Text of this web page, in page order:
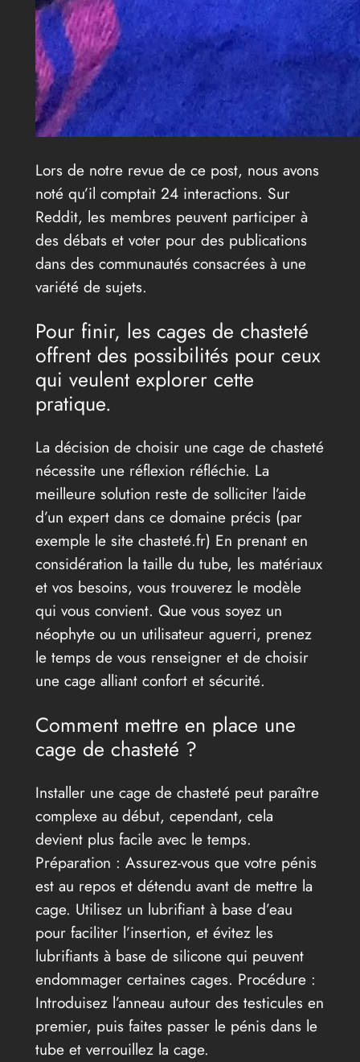
Lors de notre revue de ce post, nous avons
noté qu’il comptait 24 interactions. Sur
Reddit, les membres peuvent participer à
des débats et voter pour des publications
dans des communautés consacrées à une
variété de sujets.
Pour finir, les cages de chasteté
offrent des possibilités pour ceux
qui veulent explorer cette
pratique.
La décision de choisir une cage de chasteté
nécessite une réflexion réfléchie. La
meilleure solution reste de solliciter l’aide
d’un expert dans ce domaine précis (par
exemple le site chasteté.fr) En prenant en
considération la taille du tube, les matériaux
et vos besoins, vous trouverez le modèle
qui vous convient. Que vous soyez un
néophyte ou un utilisateur aguerri, prenez
le temps de vous renseigner et de choisir
une cage alliant confort et sécurité.
Comment mettre en place une
cage de chasteté ?
Installer une cage de chasteté peut paraître
complexe au début, cependant, cela
devient plus facile avec le temps.
Préparation : Assurez-vous que votre pénis
est au repos et détendu avant de mettre la
cage. Utilisez un lubrifiant à base d’eau
pour faciliter l’insertion, et évitez les
lubrifiants à base de silicone qui peuvent
endommager certaines cages. Procédure :
Introduisez l’anneau autour des testicules en
premier, puis faites passer le pénis dans le
tube et verrouillez la cage.